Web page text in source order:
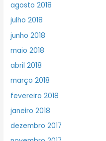
agosto 2018
julho 2018
junho 2018
maio 2018
abril 2018
março 2018
fevereiro 2018
janeiro 2018
dezembro 2017